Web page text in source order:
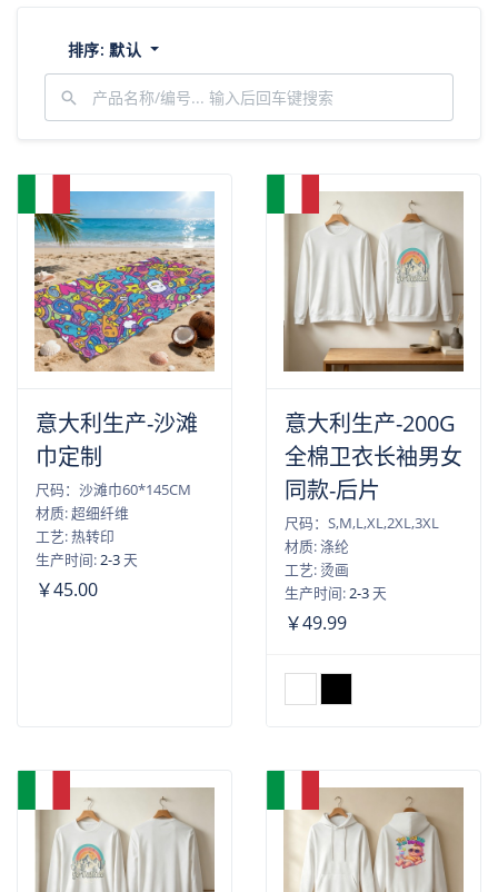
排序:默认
意大利生产-沙滩
巾定制
尺码：沙滩巾60*145CM
材质: 超细纤维
工艺: 热转印
生产时间:2-3天
￥45.00
意大利生产-200G
全棉卫衣长袖男女
同款-后片
尺码：S,M,L,XL,2XL,3XL
材质: 涤纶
工艺: 烫画
生产时间:2-3天
￥49.99